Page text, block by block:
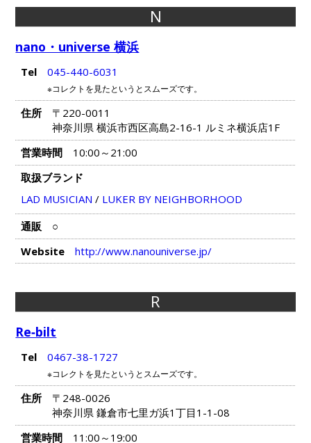
N
nano・universe 横浜
Tel 045-440-6031
※コレクトを見たというとスムーズです。
住所
〒220-0011
神奈川県 横浜市西区高島2-16-1 ルミネ横浜店1F
営業時間
10:00～21:00
取扱ブランド
LAD MUSICIAN / LUKER BY NEIGHBORHOOD
通販
○
Website
http://www.nanouniverse.jp/
R
Re‐bilt
Tel 0467-38-1727
※コレクトを見たというとスムーズです。
住所
〒248-0026
神奈川県 鎌倉市七里ガ浜1丁目1-1-08
営業時間
11:00～19:00